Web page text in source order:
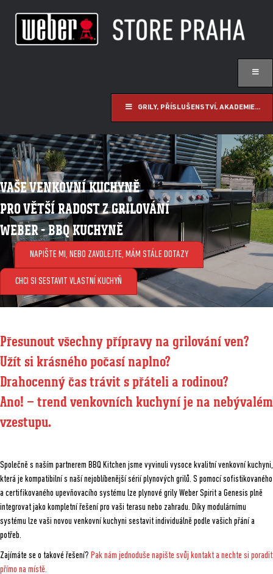
GRILY, PŘÍSLUŠENSTVÍ, AKADEMIE...
VAŠE VENKOVNÍ KUCHYNĚ
PRO VĚTŠÍ RADOST Z GRILOVÁNÍ
WEBER - BBQ KUCHYNĚ
NAPIŠTE MI, NEBO ZAVOLEJTE, MÁM STÁLE DOTAZY
CHCI SI SESTAVIT VLASTNÍ KUCHYŇ
Přesunout všechny přípravy na grilování ven?
Užít si krásného počasí naplno?
Drahocenný čas trávit s přáteli a rodinou?
Ano! – trend venkovních kuchyní je na nebývalém
vzestupu.
Společně s naším partnerem BBQ Kitchen jsme vyvinuli vysoce kvalitní venkovní kuchyni,
která je kompatibilní s naší nejoblíbenější sérií plynových grilů. S pomocí sofistikovaného
a certifikovaného upevňovacího systému lze plynové grily Weber Spirit a Genesis plně
integrovat jako kompletní řešení pro vaši terasu nebo zahradu. Díky modulárnímu
systému lze vaši novou venkovní kuchyni sestavit individuálně podle vašich přání a
potřeb.
Zajímáte se o takové řešení? Pak nám jednoduše napište svůj kontakt a nechte si poradit
přímo na místě.